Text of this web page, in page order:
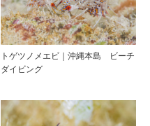
トゲツノメエビ｜沖縄本島 ビーチ
ダイビング